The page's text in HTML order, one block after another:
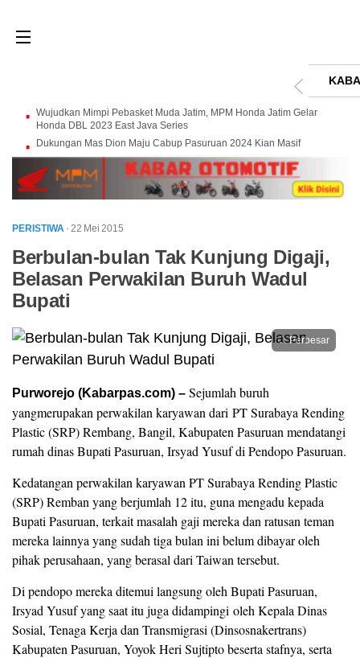
Wujudkan Mimpi Pebasket Muda Jatim, MPM Honda Jatim Gelar
Honda DBL 2023 East Java Series
Dukungan Mas Dion Maju Cabup Pasuruan 2024 Kian Masif
PERISTIWA · 22 Mei 2015
Berbulan-bulan Tak Kunjung Digaji,
Belasan Perwakilan Buruh Wadul
Bupati
Perbesar
Purworejo (Kabarpas.com) – Sejumlah buruh
yangmerupakan perwakilan karyawan ‎dari PT Surabaya Rending
Plastic (SRP) Rembang, Bangil, Kabupaten Pasuruan mendatangi
rumah dinas Bupati Pasuruan, Irsyad Yusuf di Pendopo Pasuruan.
Kedatangan perwakilan karyawan PT Surabaya Rending Plastic
(SRP) Remban yang berjumlah 12 itu, guna mengadu kepada
Bupati Pasuruan, terkait masalah gaji mereka dan ratusan teman
mereka lainnya yang sudah tiga bulan ini belum dibayar oleh
pihak perusahaan, yang berasal dari Taiwan tersebut.
Di pendopo mereka ditemui langsung oleh Bupati Pasuruan,
Irsyad Yusuf yang saat itu juga didampingi oleh Kepala Dinas
Sosial, Tenaga Kerja dan Transmigrasi (Dinsosnakertrans)
Kabupaten Pasuruan, Yoyok Heri Sujtipto beserta stafnya, serta